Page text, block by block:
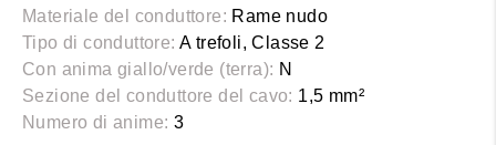
Materiale del conduttore: Rame nudo
Tipo di conduttore: A trefoli, Classe 2
Con anima giallo/verde (terra): N
Sezione del conduttore del cavo: 1,5 mm²
Numero di anime: 3